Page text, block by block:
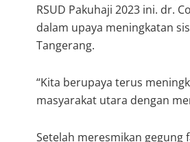
RSUD Pakuhaji 2023 ini. dr.
dalam upaya meningkatan
Tangerang.
“Kita berupaya terus
masyarakat utara dengan
Setelah meresmikan gegung